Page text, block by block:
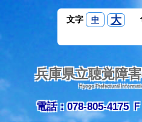
文字 中 大
兵庫県立聴覚障
Hyogo Prefectural
電話：078-805-4175